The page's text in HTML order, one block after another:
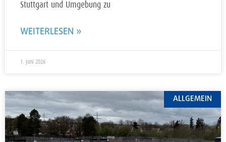
Stuttgart und Umgebung zu
WEITERLESEN »
1. Juni 2026
ALLGEMEIN